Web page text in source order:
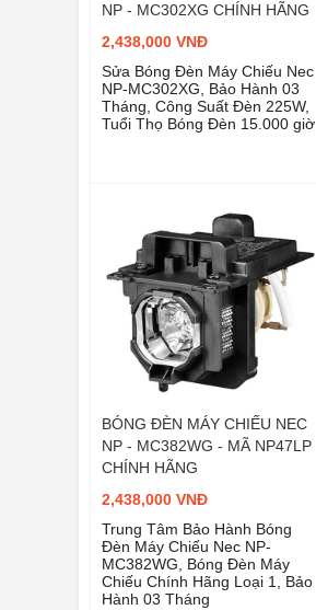
NP - MC302XG CHÍNH HÃNG
2,438,000 VNĐ
Sửa Bóng Đèn Máy Chiếu Nec
NP-MC302XG, Bảo Hành 03
Tháng, Công Suất Đèn 225W,
Tuổi Thọ Bóng Đèn 15.000 giờ
BÓNG ĐÈN MÁY CHIẾU NEC
NP - MC382WG - MÃ NP47LP
CHÍNH HÃNG
2,438,000 VNĐ
Trung Tâm Bảo Hành Bóng
Đèn Máy Chiếu Nec NP-
MC382WG, Bóng Đèn Máy
Chiếu Chính Hãng Loại 1, Bảo
Hành 03 Tháng